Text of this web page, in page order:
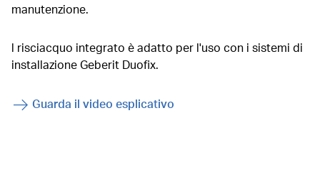
manutenzione.
l risciacquo integrato è adatto per l'uso con i sistemi di
installazione Geberit Duofix.
Guarda il video esplicativo